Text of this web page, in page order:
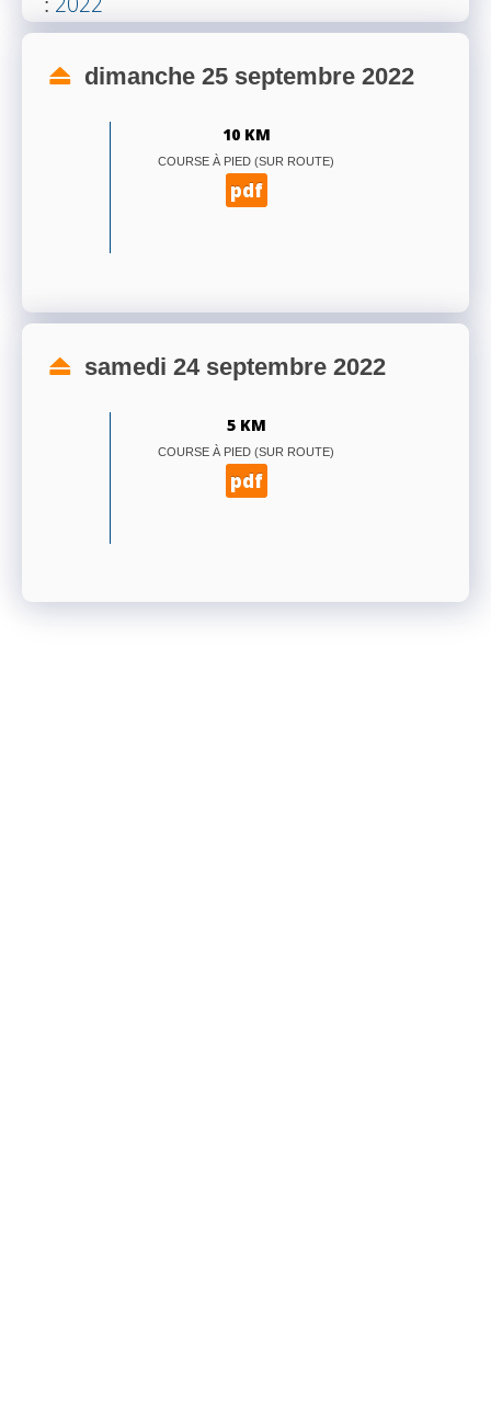
:
dimanche 25 septembre 2022
10 KM
COURSE À PIED (SUR ROUTE)
pdf
samedi 24 septembre 2022
5 KM
COURSE À PIED (SUR ROUTE)
pdf